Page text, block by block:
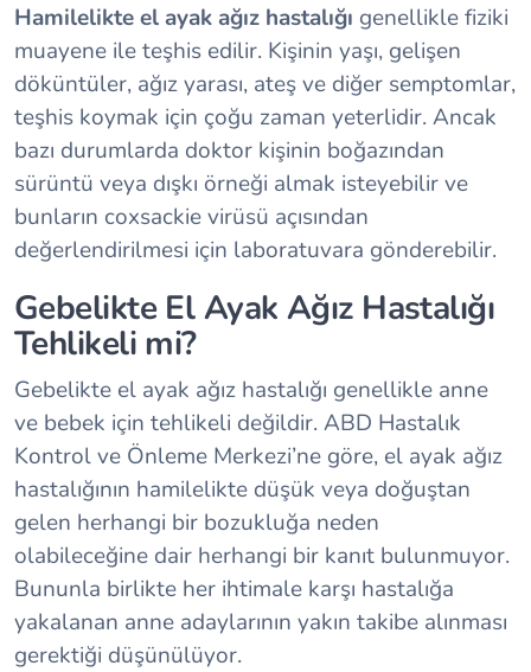
Hamilelikte el ayak ağız hastalığı genellikle fiziki
muayene ile teşhis edilir. Kişinin yaşı, gelişen
döküntüler, ağız yarası, ateş ve diğer semptomlar,
teşhis koymak için çoğu zaman yeterlidir. Ancak
bazı durumlarda doktor kişinin boğazından
sürüntü veya dışkı örneği almak isteyebilir ve
bunların coxsackie virüsü açısından
değerlendirilmesi için laboratuvara gönderebilir.
Gebelikte El Ayak Ağız Hastalığı
Tehlikeli mi?
Gebelikte el ayak ağız hastalığı genellikle anne
ve bebek için tehlikeli değildir. ABD Hastalık
Kontrol ve Önleme Merkezi’ne göre, el ayak ağız
hastalığının hamilelikte düşük veya doğuştan
gelen herhangi bir bozukluğa neden
olabileceğine dair herhangi bir kanıt bulunmuyor.
Bununla birlikte her ihtimale karşı hastalığa
yakalanan anne adaylarının yakın takibe alınması
gerektiği düşünülüyor.